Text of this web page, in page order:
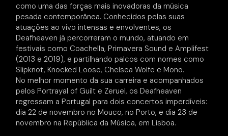
como uma das forças mais inovadoras da música
pesada contemporânea. Conhecidos pelas suas
atuações ao vivo intensas e envolventes, os
Deafheaven já percorreram o mundo, atuando em
festivais como Coachella, Primavera Sound e Amplifest
(2013 e 2019), e partilhando palcos com nomes como
Slipknot, Knocked Loose, Chelsea Wolfe e Mono.
No melhor momento da sua carreira e acompanhados
pelos Portrayal of Guilt e Zeruel, os Deafheaven
regressam a Portugal para dois concertos imperdíveis:
dia 22 de novembro no Mouco, no Porto, e dia 23 de
novembro na República da Música, em Lisboa.